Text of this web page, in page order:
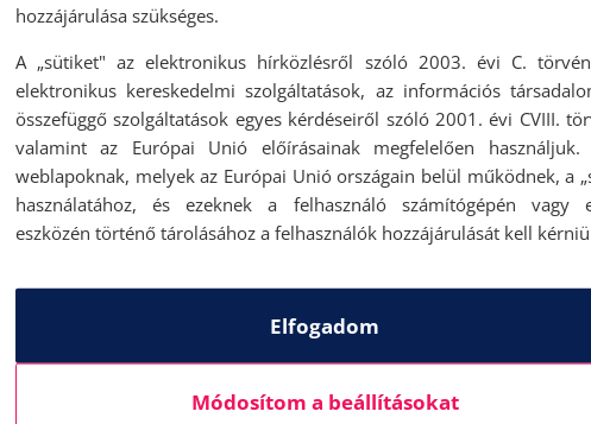
 Hétfő – péntek 10:00-20:00  Szombat 10:00-20:00  Vasárnap
Weboldal Az üzletről Nincs megadva Elfogadott fizetési eszközök Nincs
hozzájárulása szükséges.
A „sütiket" az elektronikus hírközlésről szóló 2003. évi C.
elektronikus kereskedelmi szolgáltatások, az információs
összefüggő szolgáltatások egyes kérdéseiről szóló 2001. évi CVIII.
valamint az Európai Unió előírásainak megfelelően használjuk.
weblapoknak, melyek az Európai Unió országain belül működnek, a
használatához, és ezeknek a felhasználó számítógépén vagy
eszközén történő tárolásához a felhasználók hozzájárulását kell
Elfogadom
Módosítom a beállításokat